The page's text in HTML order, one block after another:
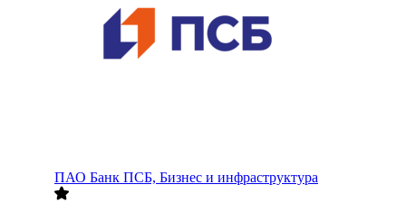
ПАО Банк ПСБ, Бизнес и инфраструктура